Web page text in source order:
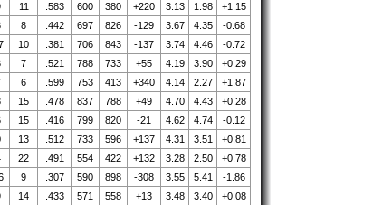
11 .583 600 380 +220 3.13 1.98
+1.15
8 .442 697 826 -129 3.67 4.35
-0.68
10 .381 706 843 -137 3.74 4.46
-0.72
7 .521 788 733 +55 4.19 3.90
+0.29
6 .599 753 413 +340 4.14 2.27
+1.87
15 .478 837 788 +49 4.70 4.43
+0.28
15 .416 799 820 -21 4.62 4.74
-0.12
13 .512 733 596 +137 4.31 3.51
+0.81
22 .491 554 422 +132 3.28 2.50
+0.78
9 .307 590 898 -308 3.55 5.41
-1.86
14 .433 571 558 +13 3.48 3.40
+0.08